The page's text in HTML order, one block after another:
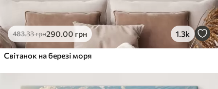
483.33грн290.00 грн 1.3k
Світанок на березі моря